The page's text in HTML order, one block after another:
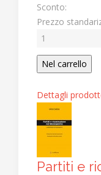
Sconto:
Prezzo
Dettagli
Partiti e